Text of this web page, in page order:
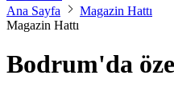
Ana Sayfa
Magazin Hattı
Magazin Hattı
Bodrum'da